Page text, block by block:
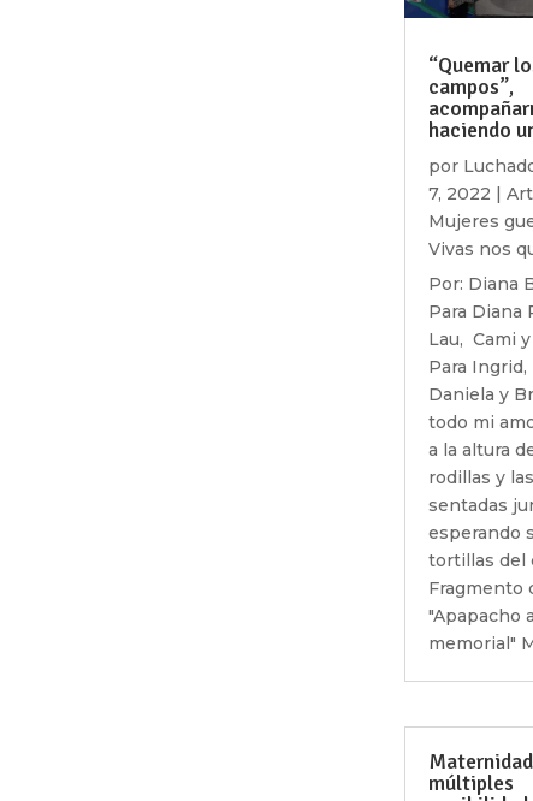
“Quemar
campos”,
haciendo
por
7, 2022 |
Mujeres
Vivas nos
Por: Diana
Para Diana
Lau, Cami y
Para Ingrid,
Daniela y
todo mi
a la altura
rodillas y
sentadas
esperando
tortillas del
Fragmento
"Apapacho
memorial"
múltiples